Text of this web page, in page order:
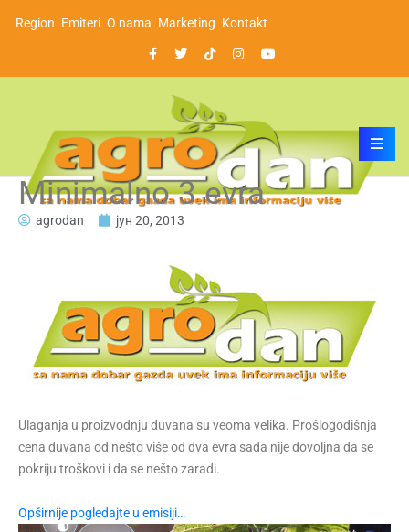
Region Emiteri O nama Marketing Kontakt
Minimalno 3 evra
agrodan јун 20, 2013
Ulaganja u proizvodnju duvana su veoma velika. Prošlogodišnja
cena duvana od nešto više od dva evra sada nije dovoljna da se
pokriju troškovi i da se nešto zaradi.
Opširnije pogledajte u emisiji…